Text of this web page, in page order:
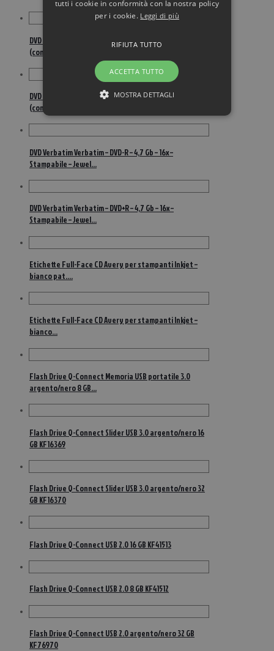
DVD Verbatim – DVD+RW – 4,7 Gb – 4x – Spindle – 43488
(conf.10)
DVD Verbatim – DVD+RW – 4,7 Gb – 4x – Spindle – 43489
(conf.25)
DVD Verbatim Verbatim – DVD-R – 4,7 Gb – 16x –
Stampabile – Jewel…
DVD Verbatim Verbatim – DVD+R – 4,7 Gb – 16x –
Stampabile – Jewel…
Etichette Full-Face CD Avery per stampanti Inkjet –
bianco pat….
Etichette Full-Face CD Avery per stampanti Inkjet –
bianco…
Flash Drive Q-Connect Memoria USB portatile 3.0
argento/nero 8 GB…
Flash Drive Q-Connect Slider USB 3.0 argento/nero 16
GB KF16369
Flash Drive Q-Connect Slider USB 3.0 argento/nero 32
GB KF16370
Flash Drive Q-Connect USB 2.0 16 GB KF41513
Flash Drive Q-Connect USB 2.0 8 GB KF41512
Flash Drive Q-Connect USB 2.0 argento/nero 32 GB
KF76970
tutti i cookie in conformità con la nostra policy
per i cookie. Leggi di più
ACCETTA TUTTO
RIFIUTA TUTTO
MOSTRA DETTAGLI